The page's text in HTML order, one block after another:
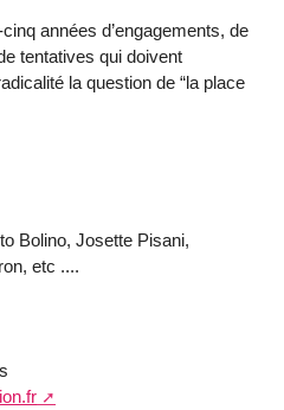
années d’engagements, de
tentatives qui doivent
la question de “la place
Bolino, Josette Pisani,
etc ....